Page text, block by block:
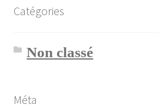
Catégories
Non classé
Méta